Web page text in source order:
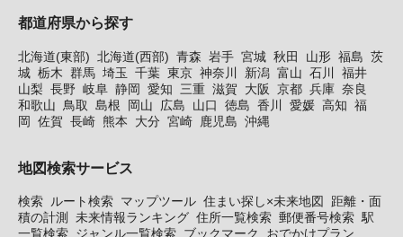
都道府県から探す
北海道(東部) 北海道(西部) 青森 岩手 宮城 秋田 山形 福島 茨
城 栃木 群馬 埼玉 千葉 東京 神奈川 新潟 富山 石川
福井
山梨 長野 岐阜 静岡 愛知 三重 滋賀 大阪 京都 兵庫 奈良
和歌山
鳥取 島根 岡山 広島 山口 徳島 香川 愛媛 高知 福
岡 佐賀 長崎 熊本 大分 宮崎 鹿児島 沖縄
地図検索サービス
検索 ルート検索 マップツール 住まい探し×未来地図
距離・面
積の計測
未来情報ランキング 住所一覧検索 郵便番号検索 駅
一覧検索 ジャンル一覧検索 ブックマーク おでかけプラン